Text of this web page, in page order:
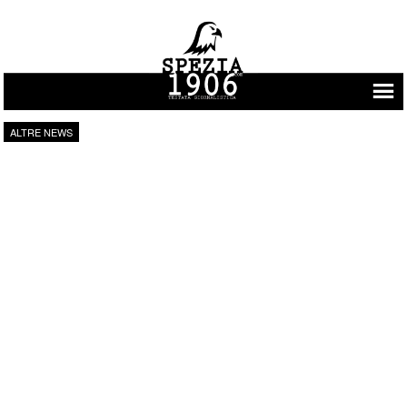
Vai al contenuto
ALTRE NEWS